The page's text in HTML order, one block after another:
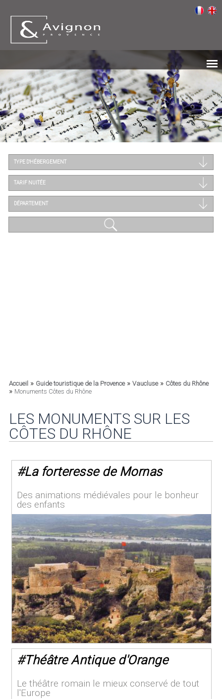
TYPE D'HÉBERGEMENT
TARIF NUITÉE
DÉPARTEMENT
Accueil» Guide touristique de la Provence» Vaucluse» Côtes du Rhône
» Monuments Côtes du Rhône
LES MONUMENTS SUR LES
CÔTES DU RHÔNE
#La forteresse de Mornas
Des animations médiévales pour le bonheur
des enfants
#Théâtre Antique d'Orange
Le théâtre romain le mieux conservé de tout
l'Europe